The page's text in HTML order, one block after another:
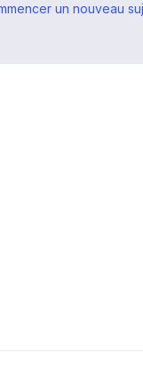
un nouveau